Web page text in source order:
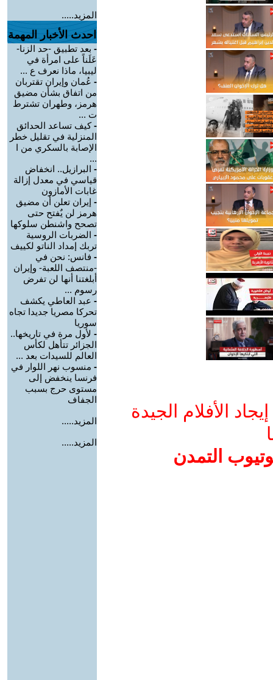
الأفلام الجيدة
التمدن
المزيد.....
احدث الأخبار المهمة
- بعد تطبيق -حد الزنا-
عَلَناً على امرأة في
ليبيا، ماذا نعرف ع ...
- عُمان وإيران تقتربان
من اتفاق بشأن مضيق
هرمز، وطهران تشترط
ت ...
-كيف تساعد الحدائق
المنزلية في تقليل خطر
الإصابة بالسكري من ا
...
- البرازيل.. انخفاض
قياسي في معدل إزالة
غابات الأمازون
- إيران تعلن أن مضيق
هرمز لن يٌفتح حتى
تصحح واشنطن سلوكها
- الضربات الروسية
تربك إمداد الناتو لكييف
- فانس: نحن في
-منتصف اللعبة- وإيران
أبلغتنا أنها لن تفرض
رسوم ...
- عبد العاطي يكشف
تحركا مصريا جديدا تجاه
سوريا
- لأول مرة في تاريخها..
الجزائر تتأهل لكأس
العالم للسيدات بعد ...
- منسوب نهر اللوار في
فرنسا ينخفض إلى
مستوى حرج بسبب
الجفاف
المزيد.....
المزيد.....